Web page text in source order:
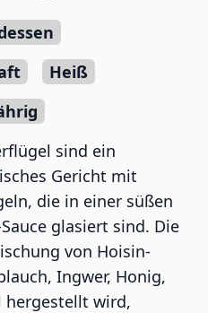
Heiß
sind ein
Gericht mit
die in einer süßen
glasiert sind. Die
von Hoisin-
Ingwer, Honig,
hergestellt wird,